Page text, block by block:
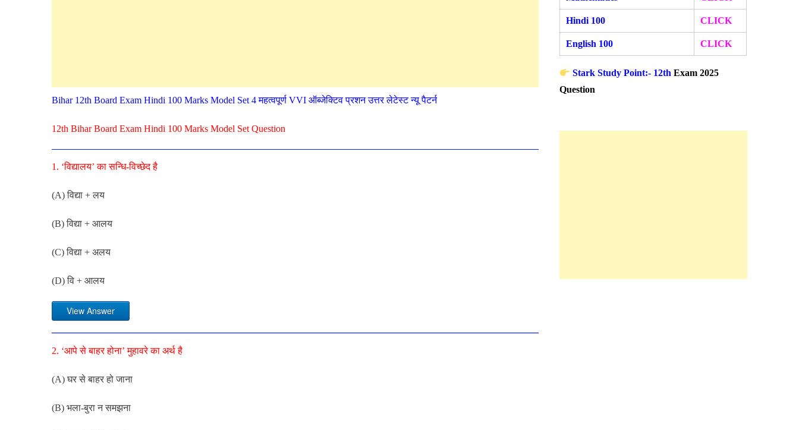
Bihar 12th Board Exam Hindi 100 Marks Model Set 4 महत्वपूर्ण VVI ऑब्जेक्टिव प्रशन उत्तर लेटेस्ट न्यू पैटर्न
12th Bihar Board Exam Hindi 100 Marks Model Set Question
1. ‘विद्यालय’ का सन्धि-विच्छेद है
(A) विद्या + लय
(B) विद्या + आलय
(C) विद्या + अलय
(D) वि + आलय
View Answer
2. ‘आपे से बाहर होना’ मुहावरे का अर्थ है
(A) घर से बाहर हो जाना
(B) भला-बुरा न समझना
Hindi 100 CLICK
English 100 CLICK
Stark Study Point:- 12th Exam 2025
Question